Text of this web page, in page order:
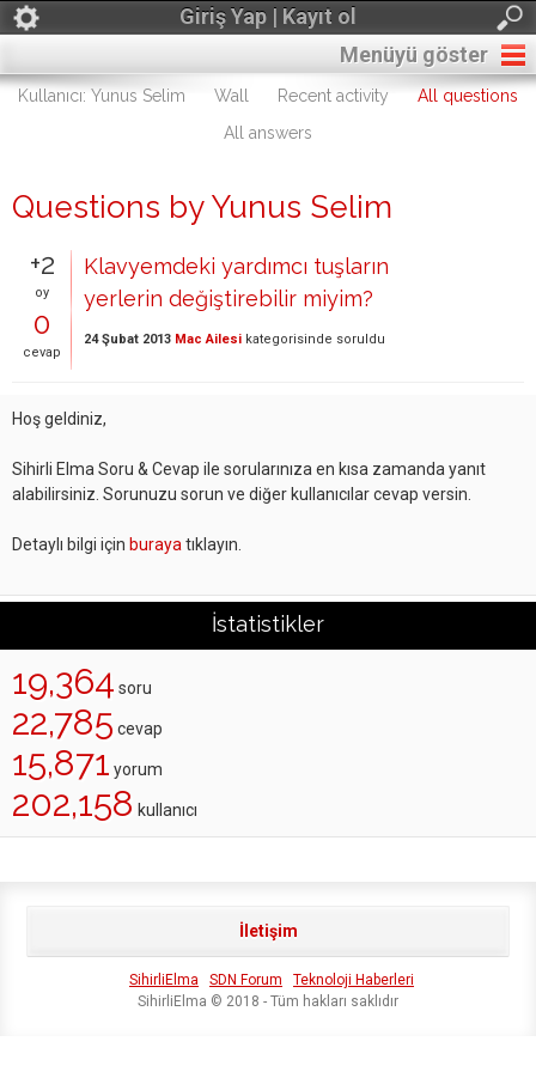
Giriş Yap | Kayıt ol
Menüyü göster
Kullanıcı: Yunus Selim Wall Recent activity
All questions
All answers
Questions by Yunus Selim
+2
oy
0
cevap
Klavyemdeki yardımcı tuşların
yerlerin değiştirebilir miyim?
24 Şubat 2013 Mac Ailesi kategorisinde soruldu
Hoş geldiniz,
Sihirli Elma Soru & Cevap ile sorularınıza en kısa zamanda yanıt
alabilirsiniz. Sorunuzu sorun ve diğer kullanıcılar cevap versin.
Detaylı bilgi için buraya tıklayın.
İstatistikler
19,364 soru
22,785 cevap
15,871 yorum
202,158 kullanıcı
İletişim
SihirliElma SDN Forum
Teknoloji Haberleri
SihirliElma © 2018 - Tüm hakları saklıdır